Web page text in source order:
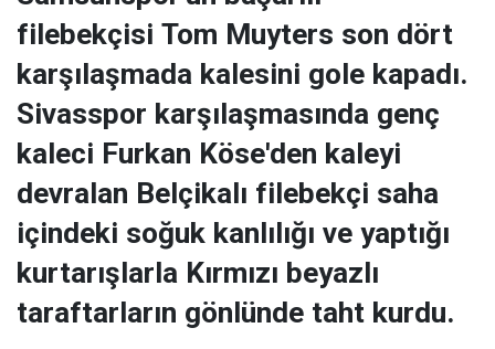
filebekçisi Tom Muyters son dört
karşılaşmada kalesini gole kapadı.
Sivasspor karşılaşmasında genç
kaleci Furkan Köse'den kaleyi
devralan Belçikalı filebekçi saha
içindeki soğuk kanlılığı ve yaptığı
kurtarışlarla Kırmızı beyazlı
taraftarların gönlünde taht kurdu.